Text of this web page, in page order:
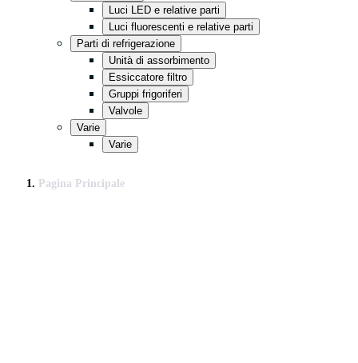
Luci LED e relative parti
Luci fluorescenti e relative parti
Parti di refrigerazione
Unità di assorbimento
Essiccatore filtro
Gruppi frigoriferi
Valvole
Varie
Varie
Pagina Principale